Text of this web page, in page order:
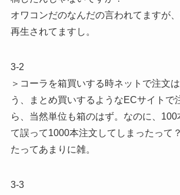
オワコンだのなんだの言われてますが
再生されてますし。
3-2
＞コーラを箱買いする時ネットで注文
う、まとめ買いするようなECサイトで
ら、当然単位も箱のはず。なのに、100
て誤って1000本注文してしまったって
たってあまりに雑。
3-3